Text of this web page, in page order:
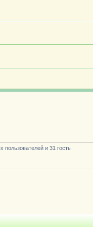
пользователей и 31 гость